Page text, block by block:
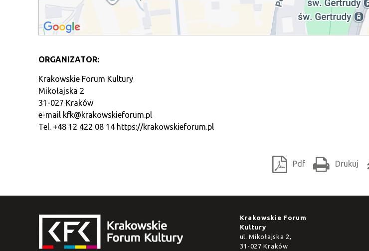
ORGANIZATOR:
Krakowskie Forum Kultury
Mikołajska 2
31-027 Kraków
e-mail kfk@krakowskieforum.pl
Tel. +48 12 422 08 14 https://krakowskieforum.pl
Pdf Drukuj
Krakowskie Forum
Kultury
ul. Mikołajska 2,
31-027 Kraków